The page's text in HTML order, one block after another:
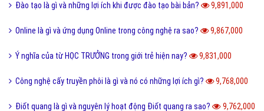
Đào tạo là gì và những lợi ích khi được đào tạo bài bản? 9,891,000
Online là gì và ứng dụng Online trong công nghệ ra sao? 9,867,000
Ý nghĩa của từ HỌC TRƯỞNG trong giới trẻ hiện nay? 9,831,000
Công nghệ cấy truyền phôi là gì và nó có những lợi ích gì? 9,768,000
Điốt quang là gì và nguyên lý hoạt động Điốt quang ra sao? 9,762,000